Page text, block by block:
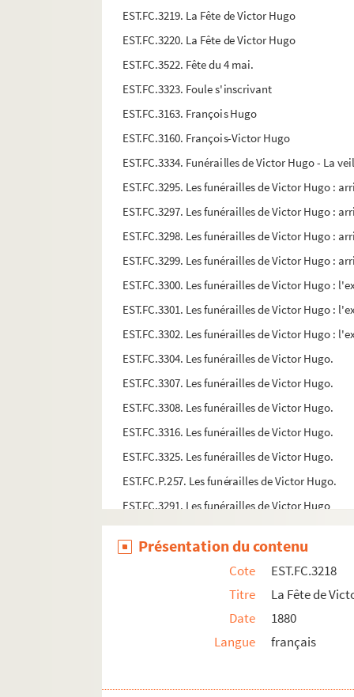
EST.FC.3219. La Fête de Victor Hugo
EST.FC.3220. La Fête de Victor Hugo
EST.FC.3522. Fête du 4 mai.
EST.FC.3323. Foule s'inscrivant
EST.FC.3163. François Hugo
EST.FC.3160. François-Victor Hugo
EST.FC.3334. Funérailles de Victor Hugo - La
EST.FC.3295. Les funérailles de Victor Hugo :
EST.FC.3297. Les funérailles de Victor Hugo :
EST.FC.3298. Les funérailles de Victor Hugo :
EST.FC.3299. Les funérailles de Victor Hugo :
EST.FC.3300. Les funérailles de Victor Hugo :
EST.FC.3301. Les funérailles de Victor Hugo :
EST.FC.3302. Les funérailles de Victor Hugo :
EST.FC.3304. Les funérailles de Victor Hugo.
EST.FC.3307. Les funérailles de Victor Hugo.
EST.FC.3308. Les funérailles de Victor Hugo.
EST.FC.3316. Les funérailles de Victor Hugo.
EST.FC.3325. Les funérailles de Victor Hugo.
EST.FC.P.257. Les funérailles de Victor Hugo.
EST.FC.3291. Les funérailles de Victor Hugo
EST.FC.3292. Les funérailles de Victor Hugo
EST.FC.3293. Les funérailles de Victor Hugo
EST.FC.3318. Les funérailles de Victor Hugo
EST.FC.3317. Les funérailles de Victor Hugo
EST.FC.3319. Les funérailles de Victor Hugo
EST.FC.P.254. Les funérailles. Les tribunes
Présentation du contenu
Cote
EST.FC.3218
Titre
La Fête de
Date
1880
Langue
français